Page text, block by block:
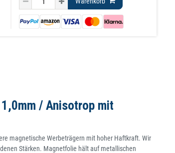
/ Anisotrop mit
magnetische Werbeträgern mit hoher Haftkraft. Wir
Stärken. Magnetfolie hält auf metallischen